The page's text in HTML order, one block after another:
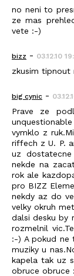
no neni to
ze mas
vete :-)
bizz - 03.12.10
zkusim tipnout
big cynic -
Prave ze
vymklo z
riffech z U. P.
uz
nekde na
rok ale
pro BIZZ
nekdy az do
velky okruh
dalsi desku by
rozmelnil
:-) A pokud ne
muziky u
kapela tak uz
obruce obruce